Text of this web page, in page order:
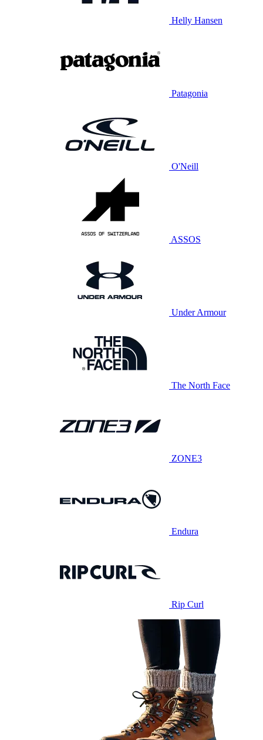
Helly Hansen
Patagonia
O'Neill
ASSOS
Under Armour
The North Face
ZONE3
Endura
Rip Curl